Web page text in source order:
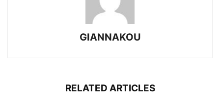
GIANNAKOU
RELATED ARTICLES